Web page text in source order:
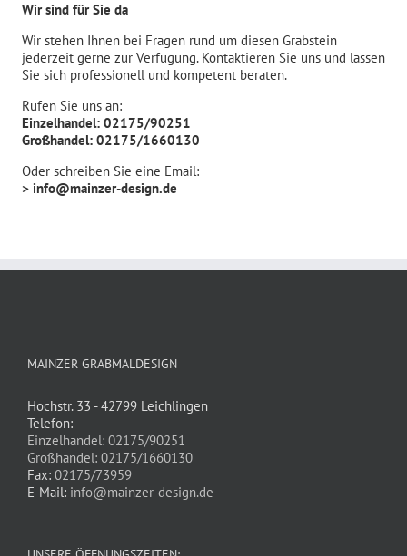
Wir sind für Sie da
Wir stehen Ihnen bei Fragen rund um diesen Grabstein
jederzeit gerne zur Verfügung. Kontaktieren Sie uns und lassen
Sie sich professionell und kompetent beraten.
Rufen Sie uns an:
Einzelhandel: 02175/90251
Großhandel: 02175/1660130
Oder schreiben Sie eine Email:
> info@mainzer-design.de
MAINZER GRABMALDESIGN
Hochstr. 33 - 42799 Leichlingen
Telefon:
Einzelhandel: 02175/90251
Großhandel: 02175/1660130
Fax: 02175/73959
E-Mail: info@mainzer-design.de